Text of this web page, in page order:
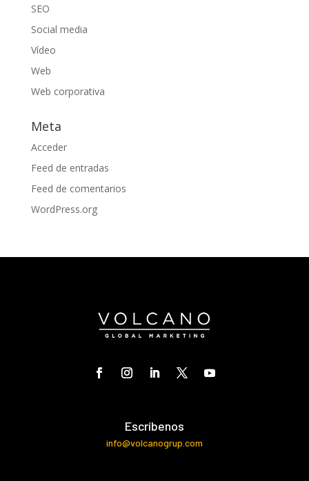
SEO
Social media
Vídeo
Web
Web corporativa
Meta
Acceder
Feed de entradas
Feed de comentarios
WordPress.org
Escríbenos
info@volcanogrup.com